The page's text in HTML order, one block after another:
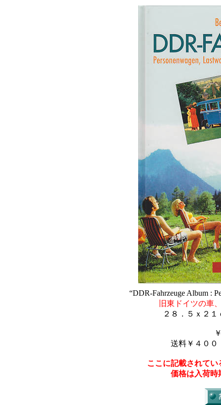
“DDR-Fahrzeuge Album :
旧東ドイツの車
２８．５ｘ２
送料￥４００
ここに記載されて
価格は入荷時